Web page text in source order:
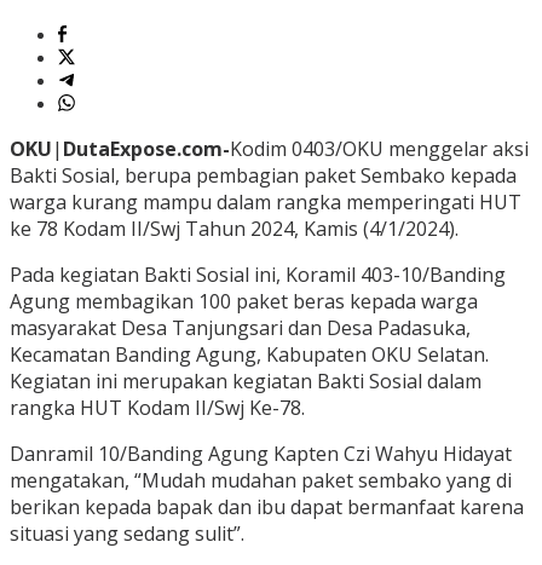
OKU| DutaExpose.com-Kodim 0403/OKU menggelar aksi
Bakti Sosial, berupa pembagian paket Sembako kepada
warga kurang mampu dalam rangka memperingati HUT
ke 78 Kodam II/Swj Tahun 2024, Kamis (4/1/2024).
Pada kegiatan Bakti Sosial ini, Koramil 403-10/Banding
Agung membagikan 100 paket beras kepada warga
masyarakat Desa Tanjungsari dan Desa Padasuka,
Kecamatan Banding Agung, Kabupaten OKU Selatan.
Kegiatan ini merupakan kegiatan Bakti Sosial dalam
rangka HUT Kodam II/Swj Ke-78.
Danramil 10/Banding Agung Kapten Czi Wahyu Hidayat
mengatakan, “Mudah mudahan paket sembako yang di
berikan kepada bapak dan ibu dapat bermanfaat karena
situasi yang sedang sulit”.